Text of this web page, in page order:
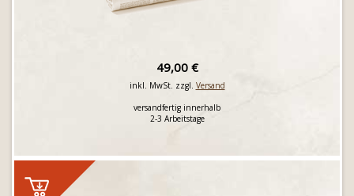
49,00 €
inkl. MwSt. zzgl. Versand
versandfertig innerhalb
2-3 Arbeitstage